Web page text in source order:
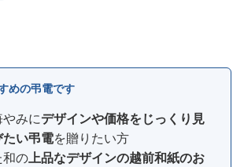
めの弔電です
みにデザインや価格をじっくり見
たい弔電を贈りたい方
和の 上品なデザインの越前和紙のお